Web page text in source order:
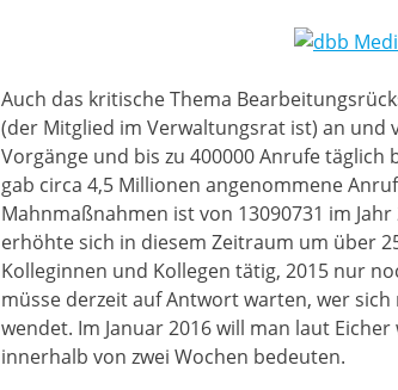
Auch das kritische Thema
(der Mitglied im Verwaltungsrat ist) an und
Vorgänge und bis zu 400000 Anrufe
gab circa 4,5 Millionen angenommene
Mahnmaßnahmen ist von 13090731 im
erhöhte sich in diesem Zeitraum um über
Kolleginnen und Kollegen tätig, 2015 nur
müsse derzeit auf Antwort warten, wer
wendet. Im Januar 2016 will man laut
innerhalb von zwei Wochen bedeuten.